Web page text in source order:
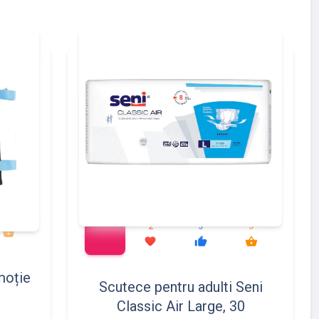
shopping_basket
2
favorite
3
thumb_up
5
shopping_basket
Scutece pentru adulti Seni
Classic Air Large, 30